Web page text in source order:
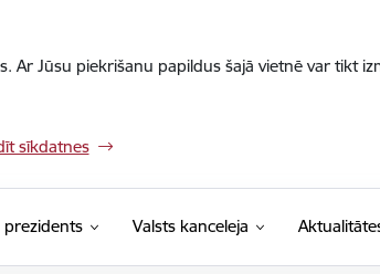
Ar Jūsu piekrišanu papildus šajā vietnē var tikt
sīkdatnes
Valsts kanceleja